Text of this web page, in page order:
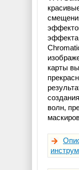
эффекта
карты
волн,